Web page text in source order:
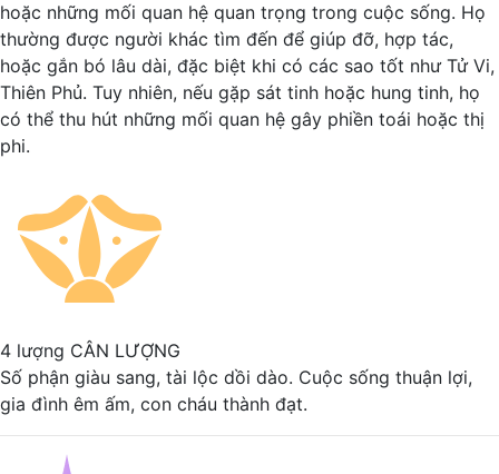
hoặc những mối quan hệ quan trọng trong cuộc sống. Họ
thường được người khác tìm đến để giúp đỡ, hợp tác,
hoặc gắn bó lâu dài, đặc biệt khi có các sao tốt như Tử Vi,
Thiên Phủ. Tuy nhiên, nếu gặp sát tinh hoặc hung tinh, họ
có thể thu hút những mối quan hệ gây phiền toái hoặc thị
phi.
4 lượng CÂN LƯỢNG
Số phận giàu sang, tài lộc dồi dào. Cuộc sống thuận lợi,
gia đình êm ấm, con cháu thành đạt.